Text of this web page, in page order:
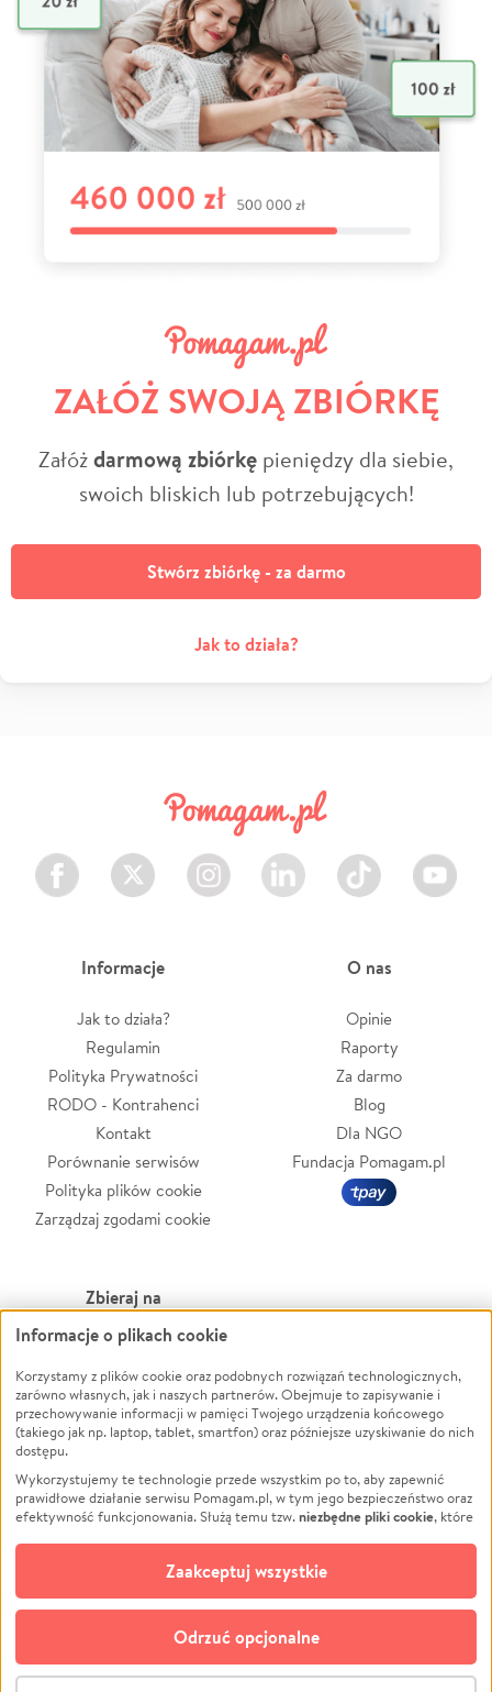
ZAŁÓŻ SWOJĄ ZBIÓRKĘ
Załóżdarmową zbiórkę pieniędzy dla siebie,
swoich bliskich lub potrzebujących!
Stwórz zbiórkę - za darmo
Jak to działa?
Facebook Twitter Instagram LinkedIn TikTok Youtube
Informacje
Jak to działa?
Regulamin
Polityka Prywatności
RODO - Kontrahenci
Kontakt
Porównanie serwisów
Polityka plików cookie
Zarządzaj zgodami cookie
O nas
Opinie
Raporty
Za darmo
Blog
Dla NGO
Fundacja Pomagam.pl
Zbieraj na
Leczenie
Zwierzęta
Pożar
Ukraina
Pomoc Finansowa
Projekty
Pogrzeb
Społeczność lokalna
Kultura
Powódź
Wichura
NGO
Edukacja
Podróż
Impreza
Ochrona środowiska
Biznes
© CROWDING SP. Z O.O.
Informacje o plikach cookie
Korzystamy z plików cookie oraz podobnych rozwiązań technologicznych,
zarówno własnych, jak i naszych partnerów. Obejmuje to zapisywanie i
przechowywanie informacji w pamięci Twojego urządzenia końcowego
(takiego jak np. laptop, tablet, smartfon) oraz późniejsze uzyskiwanie do nich
dostępu.
Wykorzystujemy te technologie przede wszystkim po to, aby zapewnić
prawidłowe działanie serwisu Pomagam.pl, w tym jego bezpieczeństwo oraz
efektywność funkcjonowania. Służą temu tzw.niezbędne pliki cookie, które
opcjonalnych plików cookie
technologii do celów analitycznych i retargetingowych. Możesz wyrazić
zgodę na ich stosowanie lub jej odmówić. W dowolnym momencie masz
możliwość zmiany swoich preferencji na stronie „Zarządzaj zgodami cookie”,
do której link znajdziesz w stopce serwisu Pomagam.pl. Opcjonalne pliki
cookie wykorzystywane są w następujących celach:
Odrzuć opcjonalne
Zaakceptuj wszystkie